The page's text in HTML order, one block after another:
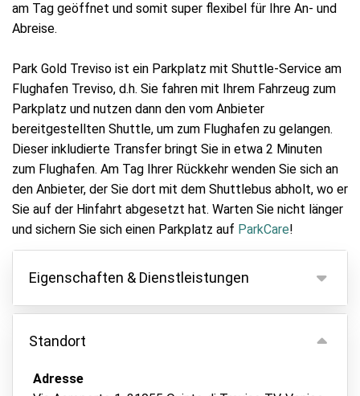
am Tag geöffnet und somit super flexibel für Ihre An- und
Abreise.
Park Gold Treviso ist ein Parkplatz mit Shuttle-Service am
Flughafen Treviso, d.h. Sie fahren mit Ihrem Fahrzeug zum
Parkplatz und nutzen dann den vom Anbieter
bereitgestellten Shuttle, um zum Flughafen zu gelangen.
Dieser inkludierte Transfer bringt Sie in etwa 2 Minuten
zum Flughafen. Am Tag Ihrer Rückkehr wenden Sie sich an
den Anbieter, der Sie dort mit dem Shuttlebus abholt, wo er
Sie auf der Hinfahrt abgesetzt hat. Warten Sie nicht länger
und sichern Sie sich einen Parkplatz auf ParkCare!
Eigenschaften & Dienstleistungen
Eigenschaften
Parken innen
Fahrzeugschlüssel behalten
Standort
Adresse